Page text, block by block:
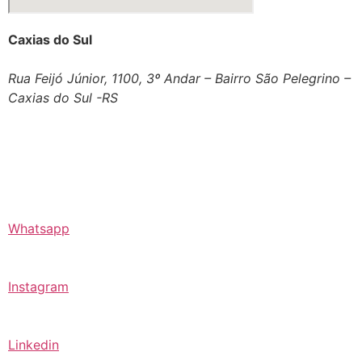
Caxias do Sul
Rua Feijó Júnior, 1100, 3º Andar – Bairro São Pelegrino –
Caxias do Sul -RS
Whatsapp
Instagram
Linkedin